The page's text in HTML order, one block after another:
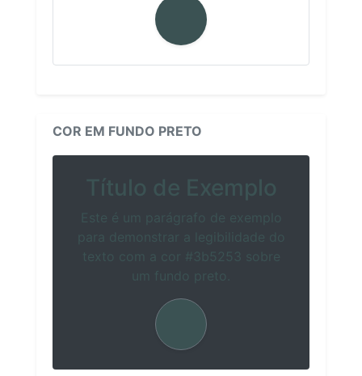
COR EM FUNDO PRETO
Título de Exemplo
Este é um parágrafo de exemplo
para demonstrar a legibilidade do
texto com a cor #3b5253 sobre
um fundo preto.